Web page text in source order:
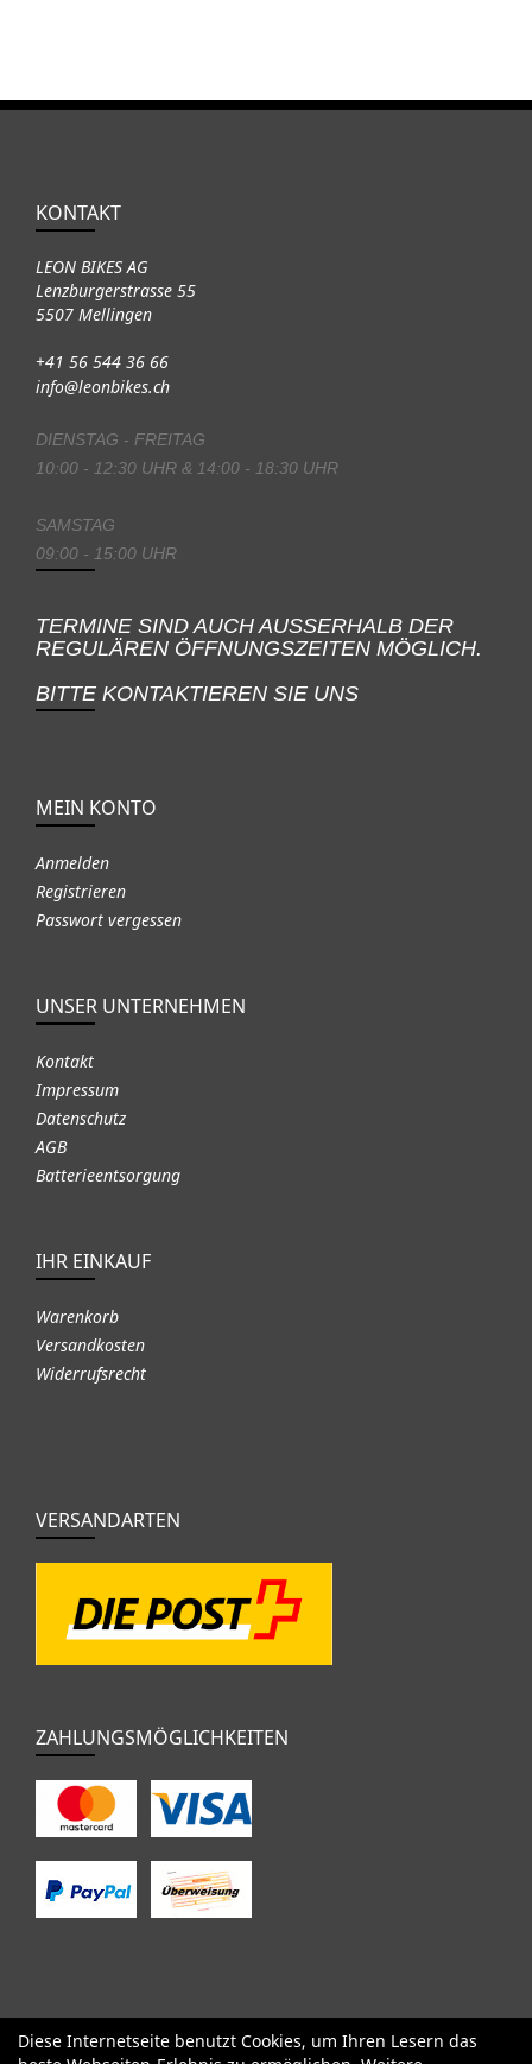
KONTAKT
LEON BIKES AG
Lenzburgerstrasse 55
5507 Mellingen
+41 56 544 36 66
info@leonbikes.ch
DIENSTAG - FREITAG
10:00 - 12:30 UHR & 14:00 - 18:30 UHR
SAMSTAG
09:00 - 15:00 UHR
TERMINE SIND AUCH AUSSERHALB DER
REGULÄREN ÖFFNUNGSZEITEN MÖGLICH.
BITTE KONTAKTIEREN SIE UNS
MEIN KONTO
Anmelden
Registrieren
Passwort vergessen
UNSER UNTERNEHMEN
Kontakt
Impressum
Datenschutz
AGB
Batterieentsorgung
IHR EINKAUF
Warenkorb
Versandkosten
Widerrufsrecht
VERSANDARTEN
ZAHLUNGSMÖGLICHKEITEN
SALE Specialized Factor Cervélo BMC Orbea Yeti
Diese Internetseite benutzt Cookies, um Ihren Lesern das